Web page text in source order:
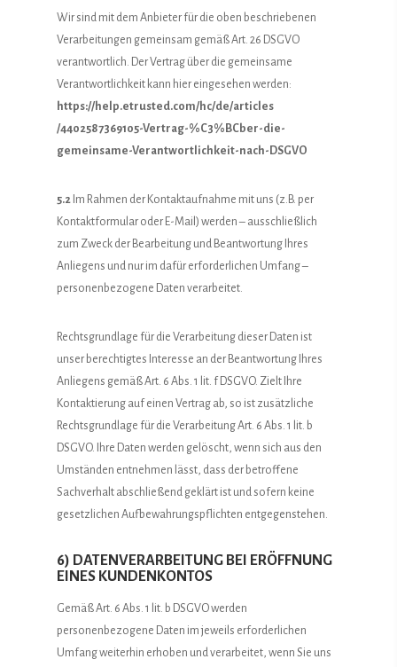
Wir sind mit dem Anbieter für die oben beschriebenen
Verarbeitungen gemeinsam gemäß Art. 26 DSGVO
verantwortlich. Der Vertrag über die gemeinsame
Verantwortlichkeit kann hier eingesehen werden:
https://help.etrusted.com/hc/de/articles
/4402587369105-Vertrag-%C3%BCber-die-
gemeinsame-Verantwortlichkeit-nach-DSGVO
5.2 Im Rahmen der Kontaktaufnahme mit uns (z.B. per
Kontaktformular oder E-Mail) werden – ausschließlich
zum Zweck der Bearbeitung und Beantwortung Ihres
Anliegens und nur im dafür erforderlichen Umfang –
personenbezogene Daten verarbeitet.
Rechtsgrundlage für die Verarbeitung dieser Daten ist
unser berechtigtes Interesse an der Beantwortung Ihres
Anliegens gemäß Art. 6 Abs. 1 lit. f DSGVO. Zielt Ihre
Kontaktierung auf einen Vertrag ab, so ist zusätzliche
Rechtsgrundlage für die Verarbeitung Art. 6 Abs. 1 lit. b
DSGVO. Ihre Daten werden gelöscht, wenn sich aus den
Umständen entnehmen lässt, dass der betroffene
Sachverhalt abschließend geklärt ist und sofern keine
gesetzlichen Aufbewahrungspflichten entgegenstehen.
6) DATENVERARBEITUNG BEI ERÖFFNUNG
EINES KUNDENKONTOS
Gemäß Art. 6 Abs. 1 lit. b DSGVO werden
personenbezogene Daten im jeweils erforderlichen
Umfang weiterhin erhoben und verarbeitet, wenn Sie uns